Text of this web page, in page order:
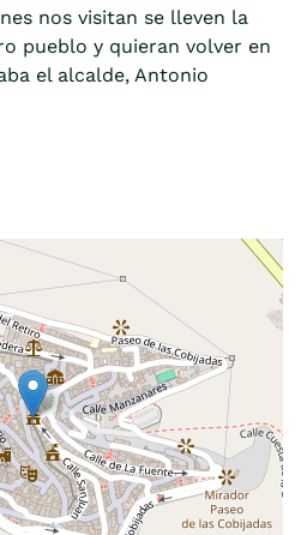
nos visitan se lleven la
pueblo y quieran volver en
el alcalde, Antonio